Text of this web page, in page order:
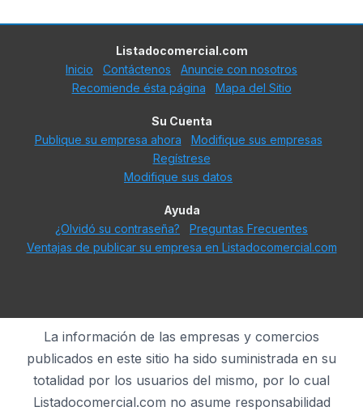
Listadocomercial.com
Inicio
Contáctenos
Anuncie con nosotros
Recomiende ésta página
Mapa del Sitio
Su Cuenta
Publique su empresa ahora
Modifique sus empresas
Regístrese
Modifique sus datos
Ayuda
¿Olvidó su contraseña?
Preguntas Frecuentes
Ventajas de publicar su empresa en Listadocomercial.com
La información de las empresas y comercios
publicados en este sitio ha sido suministrada en su
totalidad por los usuarios del mismo, por lo cual
Listadocomercial.com no asume responsabilidad